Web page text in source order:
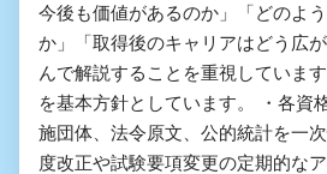
今後も価値があるのか」「どのよ
か」「取得後のキャリアはどう広
んで解説することを重視していま
を基本方針としています。 ・各資
施団体、法令原文、公的統計を一
度改正や試験要項変更の定期的な